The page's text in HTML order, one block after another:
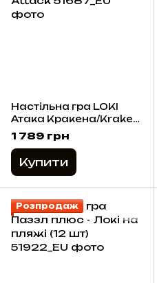
Настільна гра LOKI
Атака Кракена/Kraken
Attack
1 789 грн
Купити
Розпродаж